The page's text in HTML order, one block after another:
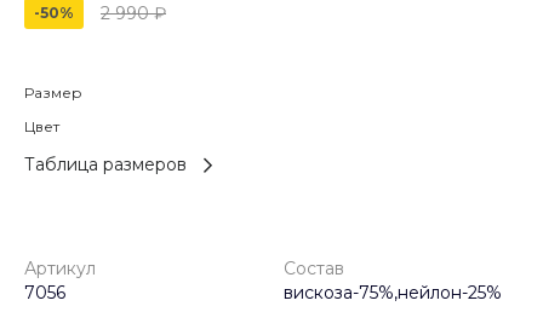
-50% 2 990 ₽
Размер
Цвет
Таблица размеров
Артикул
7056
Состав
вискоза-75%,нейлон-25%